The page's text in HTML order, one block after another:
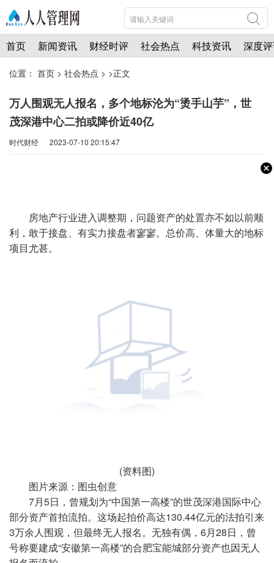
首页 新闻资讯 财经时评 社会热点 科技资讯 深度
位置： 首页 > 社会热点 > >正文
万人围观无人报名，多个地标沦为“烫手山芋”，世
茂深港中心二拍或降价近40亿
时代财经 2023-07-10 20:15:47
房地产行业进入调整期，问题资产的处置亦不如以前顺
利，敢于接盘、有实力接盘者寥寥。总价高、体量大的地标
项目尤甚。
(资料图)
图片来源：图虫创意
7月5日，曾规划为“中国第一高楼”的世茂深港国际中心
部分资产首拍流拍。这场起拍价高达130.44亿元的法拍引来
3万余人围观，但最终无人报名。无独有偶，6月28日，曾
号称要建成“安徽第一高楼”的合肥宝能城部分资产也因无人